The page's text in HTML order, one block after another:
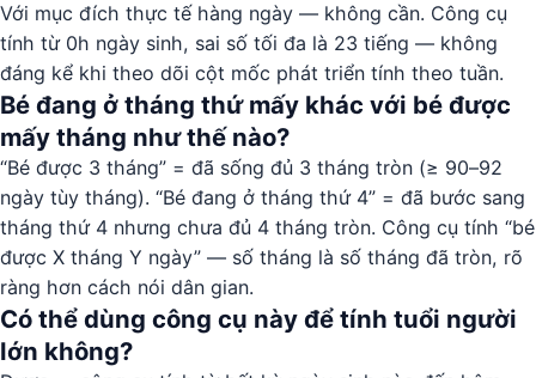
Với mục đích thực tế hàng ngày — không cần. Công cụ
tính từ 0h ngày sinh, sai số tối đa là 23 tiếng — không
đáng kể khi theo dõi cột mốc phát triển tính theo tuần.
Bé đang ở tháng thứ mấy khác với bé được
mấy tháng như thế nào?
“Bé được 3 tháng” = đã sống đủ 3 tháng tròn (≥ 90–92
ngày tùy tháng). “Bé đang ở tháng thứ 4” = đã bước sang
tháng thứ 4 nhưng chưa đủ 4 tháng tròn. Công cụ tính “bé
được X tháng Y ngày” — số tháng là số tháng đã tròn, rõ
ràng hơn cách nói dân gian.
Có thể dùng công cụ này để tính tuổi người
lớn không?